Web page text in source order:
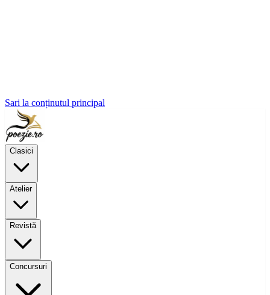
Sari la conținutul principal
Clasici
Atelier
Revistă
Concursuri